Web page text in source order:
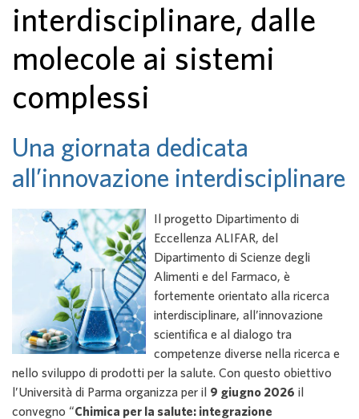
interdisciplinare, dalle
molecole ai sistemi
complessi
Una giornata dedicata
all’innovazione interdisciplinare
Il progetto Dipartimento di
Eccellenza ALIFAR, del
Dipartimento di Scienze degli
Alimenti e del Farmaco, è
fortemente orientato alla ricerca
interdisciplinare, all’innovazione
scientifica e al dialogo tra
competenze diverse nella ricerca e
nello sviluppo di prodotti per la salute. Con questo obiettivo
l’Università di Parma organizza per il 9 giugno 2026 il
convegno “Chimica per la salute: integrazione